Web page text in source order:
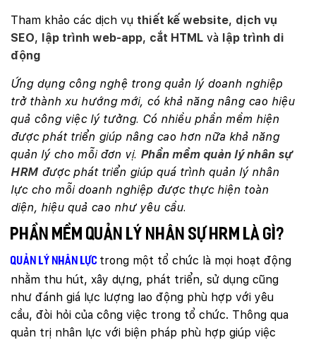
Tham khảo các dịch vụ thiết kế website, dịch vụ
SEO, lập trình web-app, cắt HTML và lập trình di
động
Ứng dụng công nghệ trong quản lý doanh nghiệp
trở thành xu hướng mới, có khả năng nâng cao hiệu
quả công việc lý tưởng. Có nhiều phần mềm hiện
được phát triển giúp nâng cao hơn nữa khả năng
quản lý cho mỗi đơn vị. Phần mềm quản lý nhân sự
HRM được phát triển giúp quá trình quản lý nhân
lực cho mỗi doanh nghiệp được thực hiện toàn
diện, hiệu quả cao như yêu cầu.
Phần mềm quản lý nhân sự HRM là gì?
Quản lý nhân lực trong một tổ chức là mọi hoạt động
nhằm thu hút, xây dựng, phát triển, sử dụng cũng
như đánh giá lực lượng lao động phù hợp với yêu
cầu, đòi hỏi của công việc trong tổ chức. Thông qua
quản trị nhân lực với biện pháp phù hợp giúp việc